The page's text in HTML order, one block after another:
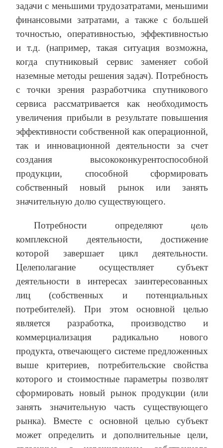
задачи с меньшими трудозатратами, меньшими
финансовыми затратами, а также с большей
точностью, оперативностью, эффективностью
и т.д. (например, такая ситуация возможна,
когда спутниковый сервис заменяет собой
наземные методы решения задач). Потребность
с точки зрения разработчика спутникового
сервиса рассматривается как необходимость
увеличения прибыли в результате повышения
эффективности собственной как операционной,
так и инновационной деятельности за счет
создания высококонкурентоспособной
продукции, способной сформировать
собственный новый рынок или занять
значительную долю существующего.
Потребности определяют цель
комплексной деятельности, достижение
которой завершает цикл деятельности.
Целеполагание осуществляет субъект
деятельности в интересах заинтересованных
лиц (собственных и потенциальных
потребителей). При этом основной целью
является разработка, производство и
коммерциализация радикально нового
продукта, отвечающего системе предложенных
выше критериев, потребительские свойства
которого и стоимостные параметры позволят
сформировать новый рынок продукции (или
занять значительную часть существующего
рынка). Вместе с основной целью субъект
может определить и дополнительные цели,